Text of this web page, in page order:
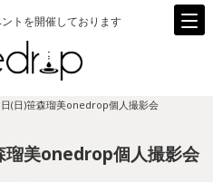
トを開催しております
(日)笹森瑠美onedrop個人撮影会
瑠美onedrop個人撮影会